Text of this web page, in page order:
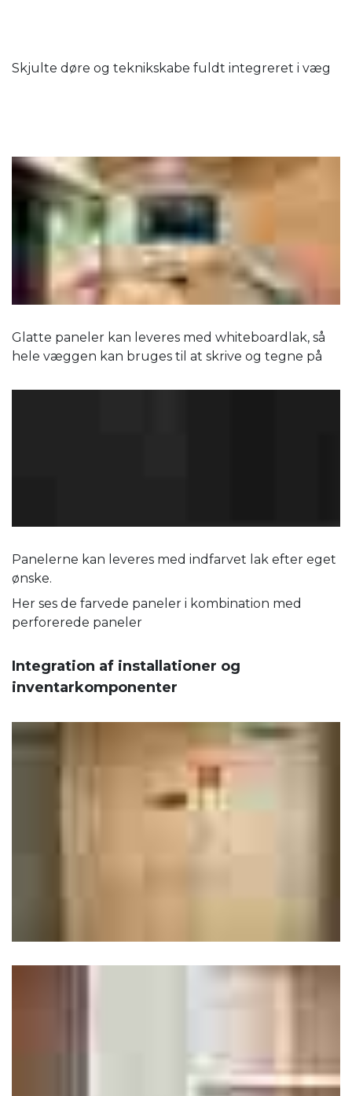
Skjulte døre og teknikskabe fuldt integreret i væg
Glatte paneler kan leveres med whiteboardlak, så
hele væggen kan bruges til at skrive og tegne på
Panelerne kan leveres med indfarvet lak efter eget
ønske.
Her ses de farvede paneler i kombination med
perforerede paneler
Integration af installationer og
inventarkomponenter